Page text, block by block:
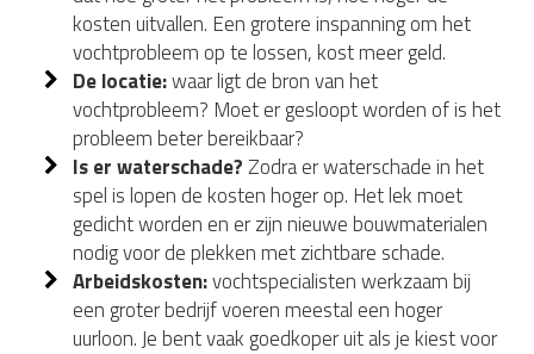
kosten uitvallen. Een grotere inspanning om het
vochtprobleem op te lossen, kost meer geld.
De locatie:waar ligt de bron van het
vochtprobleem? Moet er gesloopt worden of is het
probleem beter bereikbaar?
Is er waterschade? Zodra er waterschade in het
spel is lopen de kosten hoger op. Het lek moet
gedicht worden en er zijn nieuwe bouwmaterialen
nodig voor de plekken met zichtbare schade.
Arbeidskosten:vochtspecialisten werkzaam bij
een groter bedrijf voeren meestal een hoger
uurloon. Je bent vaak goedkoper uit als je kiest voor